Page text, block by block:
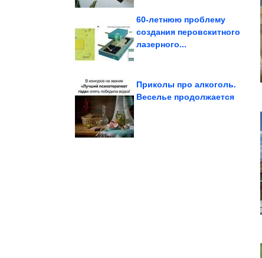
Чем вода из колодцев и
60-летнюю проблему
создания перовскитного
лазерного...
Приколы про алкоголь.
Веселье продолжается